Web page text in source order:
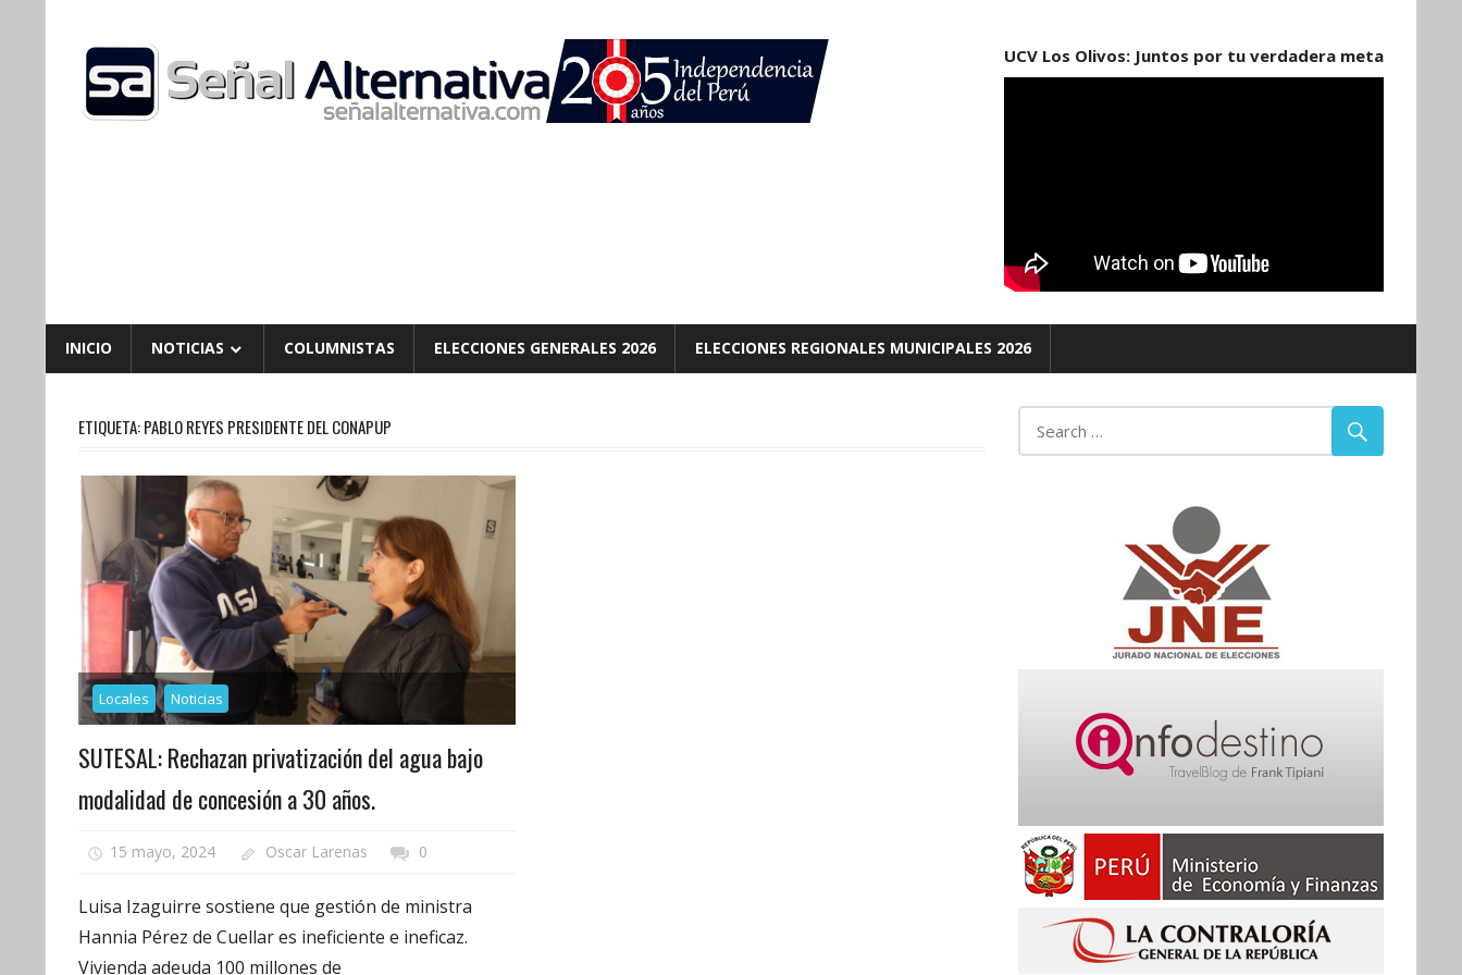
content
UCV Los Olivos: Juntos por tu verdadera meta
INICIO NOTICIAS COLUMNISTAS ELECCIONES GENERALES 2026 ELECCIONES REGIONALES MUNICIPALES 2026
ETIQUETA:PABLO REYES PRESIDENTE DEL CONAPUP
Locales Noticias
SUTESAL: Rechazan privatización del agua bajo
modalidad de concesión a 30 años.
15 mayo, 2024 Oscar Larenas 0
Luisa Izaguirre sostiene que gestión de ministra
Hannia Pérez de Cuellar es ineficiente e ineficaz.
Vivienda adeuda 100 millones de